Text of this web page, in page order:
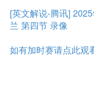
[英文解说-腾讯]
兰 第四节 录像
如有加时赛请点此观